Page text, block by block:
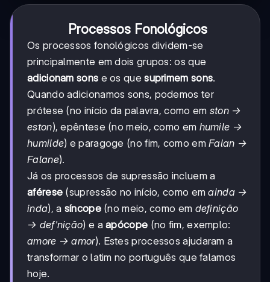
Processos Fonológicos
Os processos fonológicos dividem-se
principalmente em dois grupos: os que
adicionam sons e os quesuprimem sons.
Quando adicionamos sons, podemos ter
prótese (no início da palavra, como em ston →
eston), epêntese (no meio, como em humile →
humilde) e paragoge (no fim, como emFalan →
Falane).
Já os processos de supressão incluem a
aférese (supressão no início, como emainda →
inda), a síncope(no meio, como em definição
→ def'nição) e aapócope (no fim, exemplo:
amore → amor). Estes processos ajudaram a
transformar o latim no português que falamos
hoje.